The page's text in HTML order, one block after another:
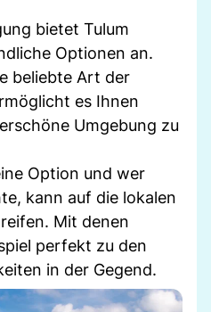
bietet Tulum
Optionen an.
beliebte Art der
es Ihnen
Umgebung zu
Option und wer
kann auf die lokalen
Mit denen
perfekt zu den
in der Gegend.